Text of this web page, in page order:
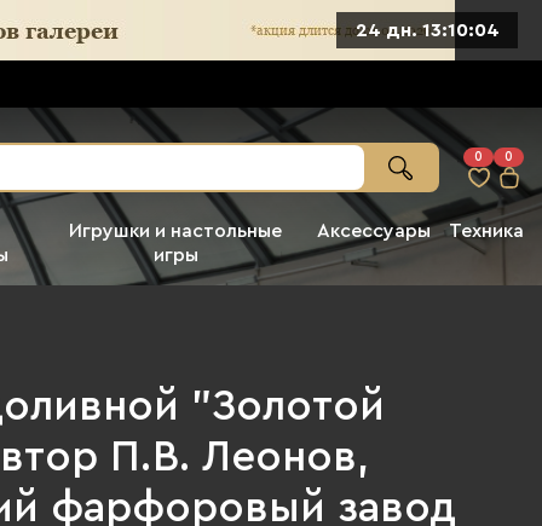
24 дн. 13:10:03
0 0
Игрушки и настольные
игры
Аксессуары Техника
"Золотой
П.В. Леонов,
фарфоровый завод